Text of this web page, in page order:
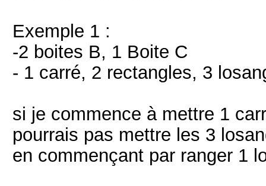
Exemple 1 :
-2 boites B, 1 Boite C
- 1 carré, 2 rectangles, 3
si je commence à mettre 1
pourrais pas mettre les 3
en commençant par ranger 1